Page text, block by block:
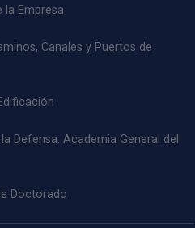
la Empresa
Canales y Puertos de
Defensa. Academia General del
Doctorado